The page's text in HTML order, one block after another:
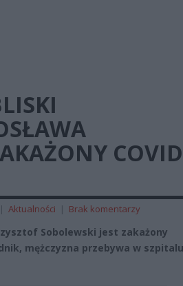
| Aktualności | Brak komentarzy
Sobolewski jest zakażony
mężczyzna przebywa w